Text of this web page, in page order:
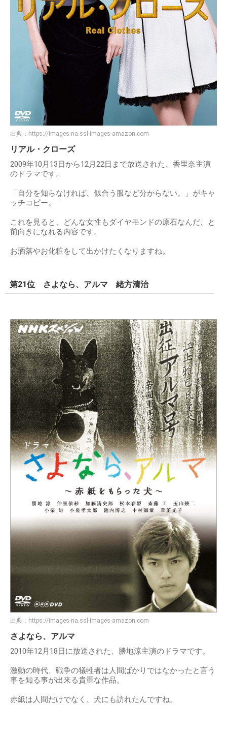
出典： https://images-na.ssl-images-amazon.com
リアル・クローズ
2009年10月13日から12月22日まで放送された、香里奈主演
のドラマです。
「自分を知らなければ、似合う服など分からない。」がキャ
ッチコピー。
これを見ると、どんな女性もダイヤモンドの原石なんだ、と
前向きになれる内容です。
お洒落やお化粧をして出かけたくなりますね。
第21位 さよなら、アルマ 緒方清治
出典： https://images-na.ssl-images-amazon.com
さよなら、アルマ
2010年12月18日に放送された、勝地涼主演のドラマです。
激動の時代、戦争の犠牲者は人間ばかりではなかったと言う
事を知る事が出来る貴重な作品。
赤紙は人間だけでなく、犬にも訪れたんですね。